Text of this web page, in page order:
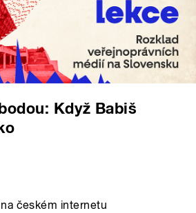
Když Babiš
českém internetu